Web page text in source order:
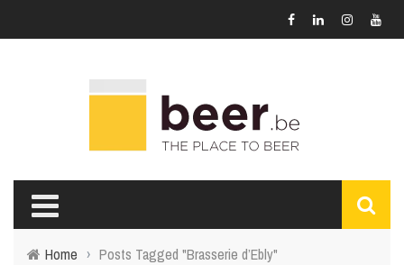
Home › Posts Tagged "Brasserie d’Ebly"